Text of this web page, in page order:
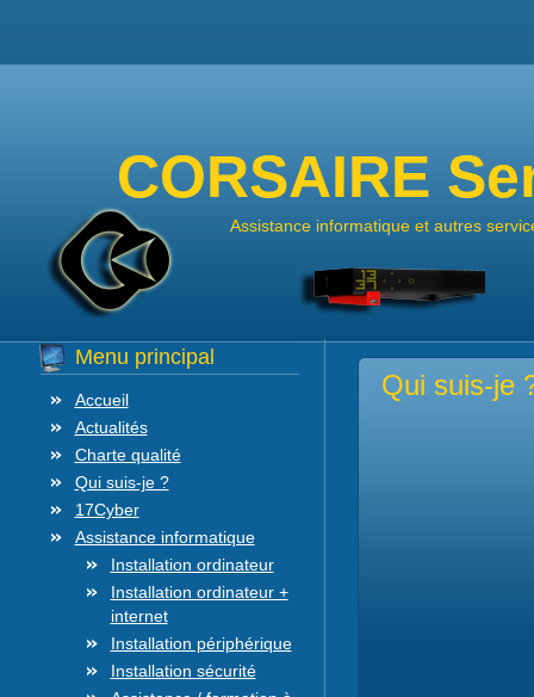
CORSAIRE
Assistance informatique et autres
Menu principal
Accueil
Actualités
Charte qualité
Qui suis-je ?
17Cyber
Assistance informatique
Installation ordinateur
Installation ordinateur +
internet
Installation périphérique
Installation sécurité
Qui suis-je